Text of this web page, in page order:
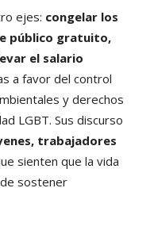
ejes: congelar los
público gratuito,
el salario
a favor del control
y derechos
LGBT. Sus discurso
trabajadores
sienten que la vida
sostener